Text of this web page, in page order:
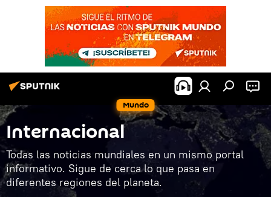
Mundo
Internacional
Todas las noticias mundiales en un mismo portal
informativo. Sigue de cerca lo que pasa en
diferentes regiones del planeta.